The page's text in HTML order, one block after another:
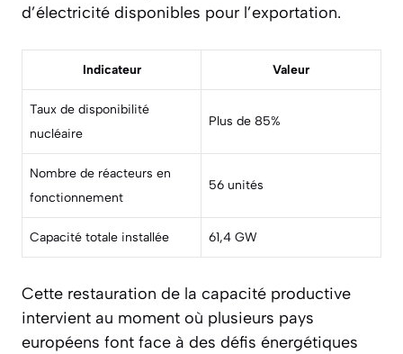
d’électricité disponibles pour l’exportation.
Indicateur Valeur
Taux de disponibilité
nucléaire
Plus de 85%
Nombre de réacteurs en
fonctionnement
56 unités
Capacité totale installée 61,4 GW
Cette restauration de la capacité productive
intervient au moment où plusieurs pays
européens font face à des défis énergétiques